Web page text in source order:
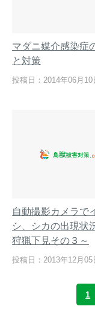
マダニ媒介感染症
と対策
投稿日：2014年06月10
自動撮影カメラで
シ、シカの出現状
狩猟下見その３～
投稿日：2013年12月05
1